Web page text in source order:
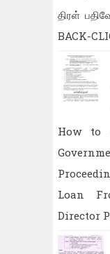
திரள்
BACK-
How to
Loan
Director